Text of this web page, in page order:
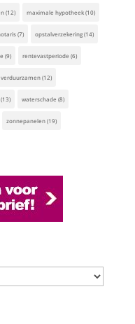
(12) maximale hypotheek(10)
(7) opstalverzekering(14)
(9) rentevastperiode (6)
verduurzamen(12)
waterschade (8)
zonnepanelen(19)